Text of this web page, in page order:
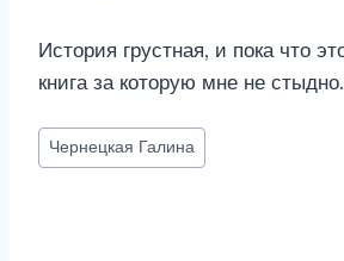
История грустная, и пока что
книга за которую мне не стыдно.
Метки
записи:
Чернецкая Галина